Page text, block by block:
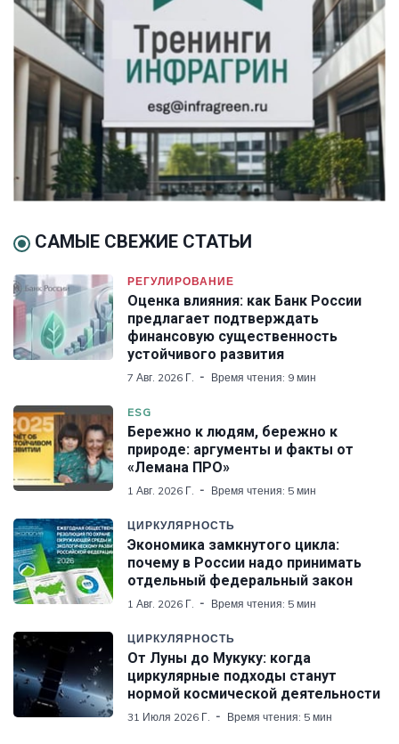
САМЫЕ СВЕЖИЕ СТАТЬИ
РЕГУЛИРОВАНИЕ
Оценка влияния: как Банк России
предлагает подтверждать
финансовую существенность
устойчивого развития
7 Авг. 2026 Г. Время чтения: 9 мин
ESG
Бережно к людям, бережно к
природе: аргументы и факты от
«Лемана ПРО»
1 Авг. 2026 Г. Время чтения: 5 мин
ЦИРКУЛЯРНОСТЬ
Экономика замкнутого цикла:
почему в России надо принимать
отдельный федеральный закон
1 Авг. 2026 Г. Время чтения: 5 мин
ЦИРКУЛЯРНОСТЬ
От Луны до Мукуку: когда
циркулярные подходы станут
нормой космической деятельности
31 Июля 2026 Г. Время чтения: 5 мин